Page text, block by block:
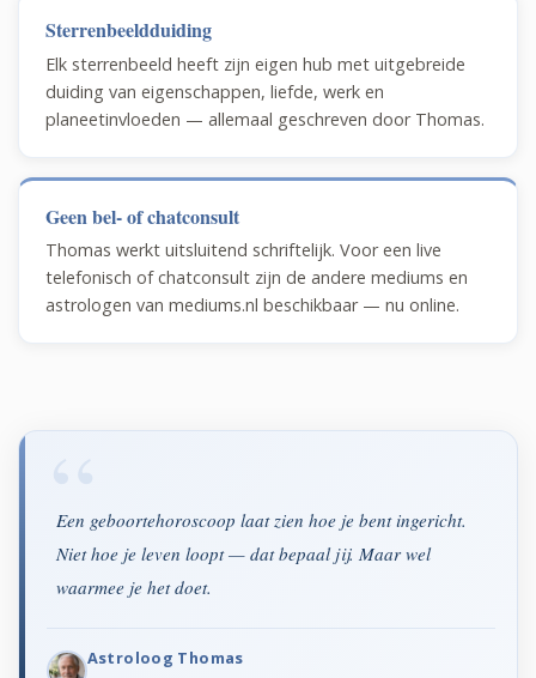
Sterrenbeeldduiding
Elk sterrenbeeld heeft zijn eigen hub met uitgebreide
duiding van eigenschappen, liefde, werk en
planeetinvloeden — allemaal geschreven door Thomas.
Geen bel- of chatconsult
Thomas werkt uitsluitend schriftelijk. Voor een live
telefonisch of chatconsult zijn de andere mediums en
astrologen van mediums.nl beschikbaar — nu online.
Een geboortehoroscoop laat zien hoe je bent ingericht.
Niet hoe je leven loopt — dat bepaal jij. Maar wel
waarmee je het doet.
Astroloog Thomas